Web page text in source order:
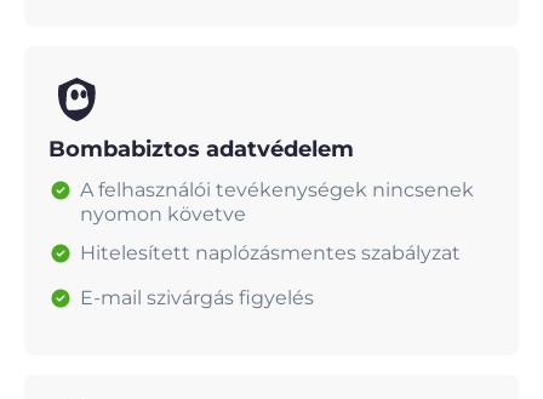
Bombabiztos adatvédelem
A felhasználói tevékenységek nincsenek
nyomon követve
Hitelesített naplózásmentes szabályzat
E-mail szivárgás figyelés